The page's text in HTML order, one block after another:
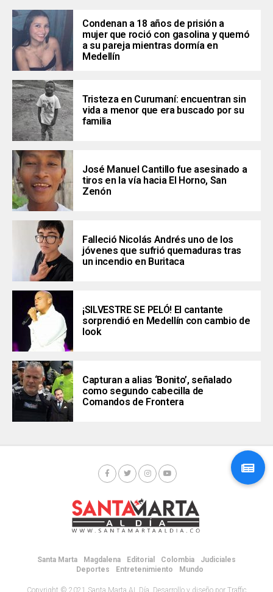
Condenan a 18 años de prisión a
mujer que roció con gasolina y quemó
a su pareja mientras dormía en
Medellín
Tristeza en Curumaní: encuentran sin
vida a menor que era buscado por su
familia
José Manuel Cantillo fue asesinado a
tiros en la vía hacia El Horno, San
Zenón
Falleció Nicolás Andrés uno de los
jóvenes que sufrió quemaduras tras
un incendio en Buritaca
¡SILVESTRE SE PELÓ! El cantante
sorprendió en Medellín con cambio de
look
Capturan a alias ‘Bonito’, señalado
como segundo cabecilla de
Comandos de Frontera
Santa Marta Magdalena Editorial Colombia
Judiciales
Deportes
Entretenimiento Mundo
Copyright © 2021 Santa Marta AL Día. Desarrollo y diseño por Traffic